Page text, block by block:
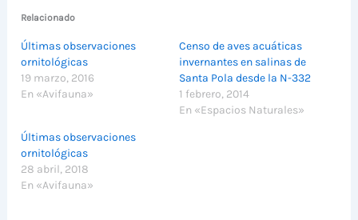
Relacionado
Últimas observaciones
ornitológicas
19 marzo, 2016
En «Avifauna»
Censo de aves acuáticas
invernantes en salinas de
Santa Pola desde la N-332
1 febrero, 2014
En «Espacios Naturales»
Últimas observaciones
ornitológicas
28 abril, 2018
En «Avifauna»